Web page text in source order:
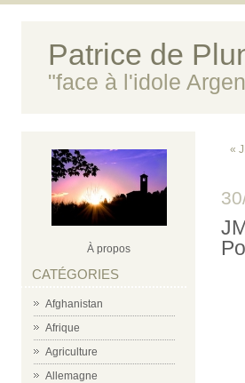
Patrice de
"face à l'idole
À propos
CATÉGORIES
Afghanistan
Afrique
Agriculture
Allemagne
«